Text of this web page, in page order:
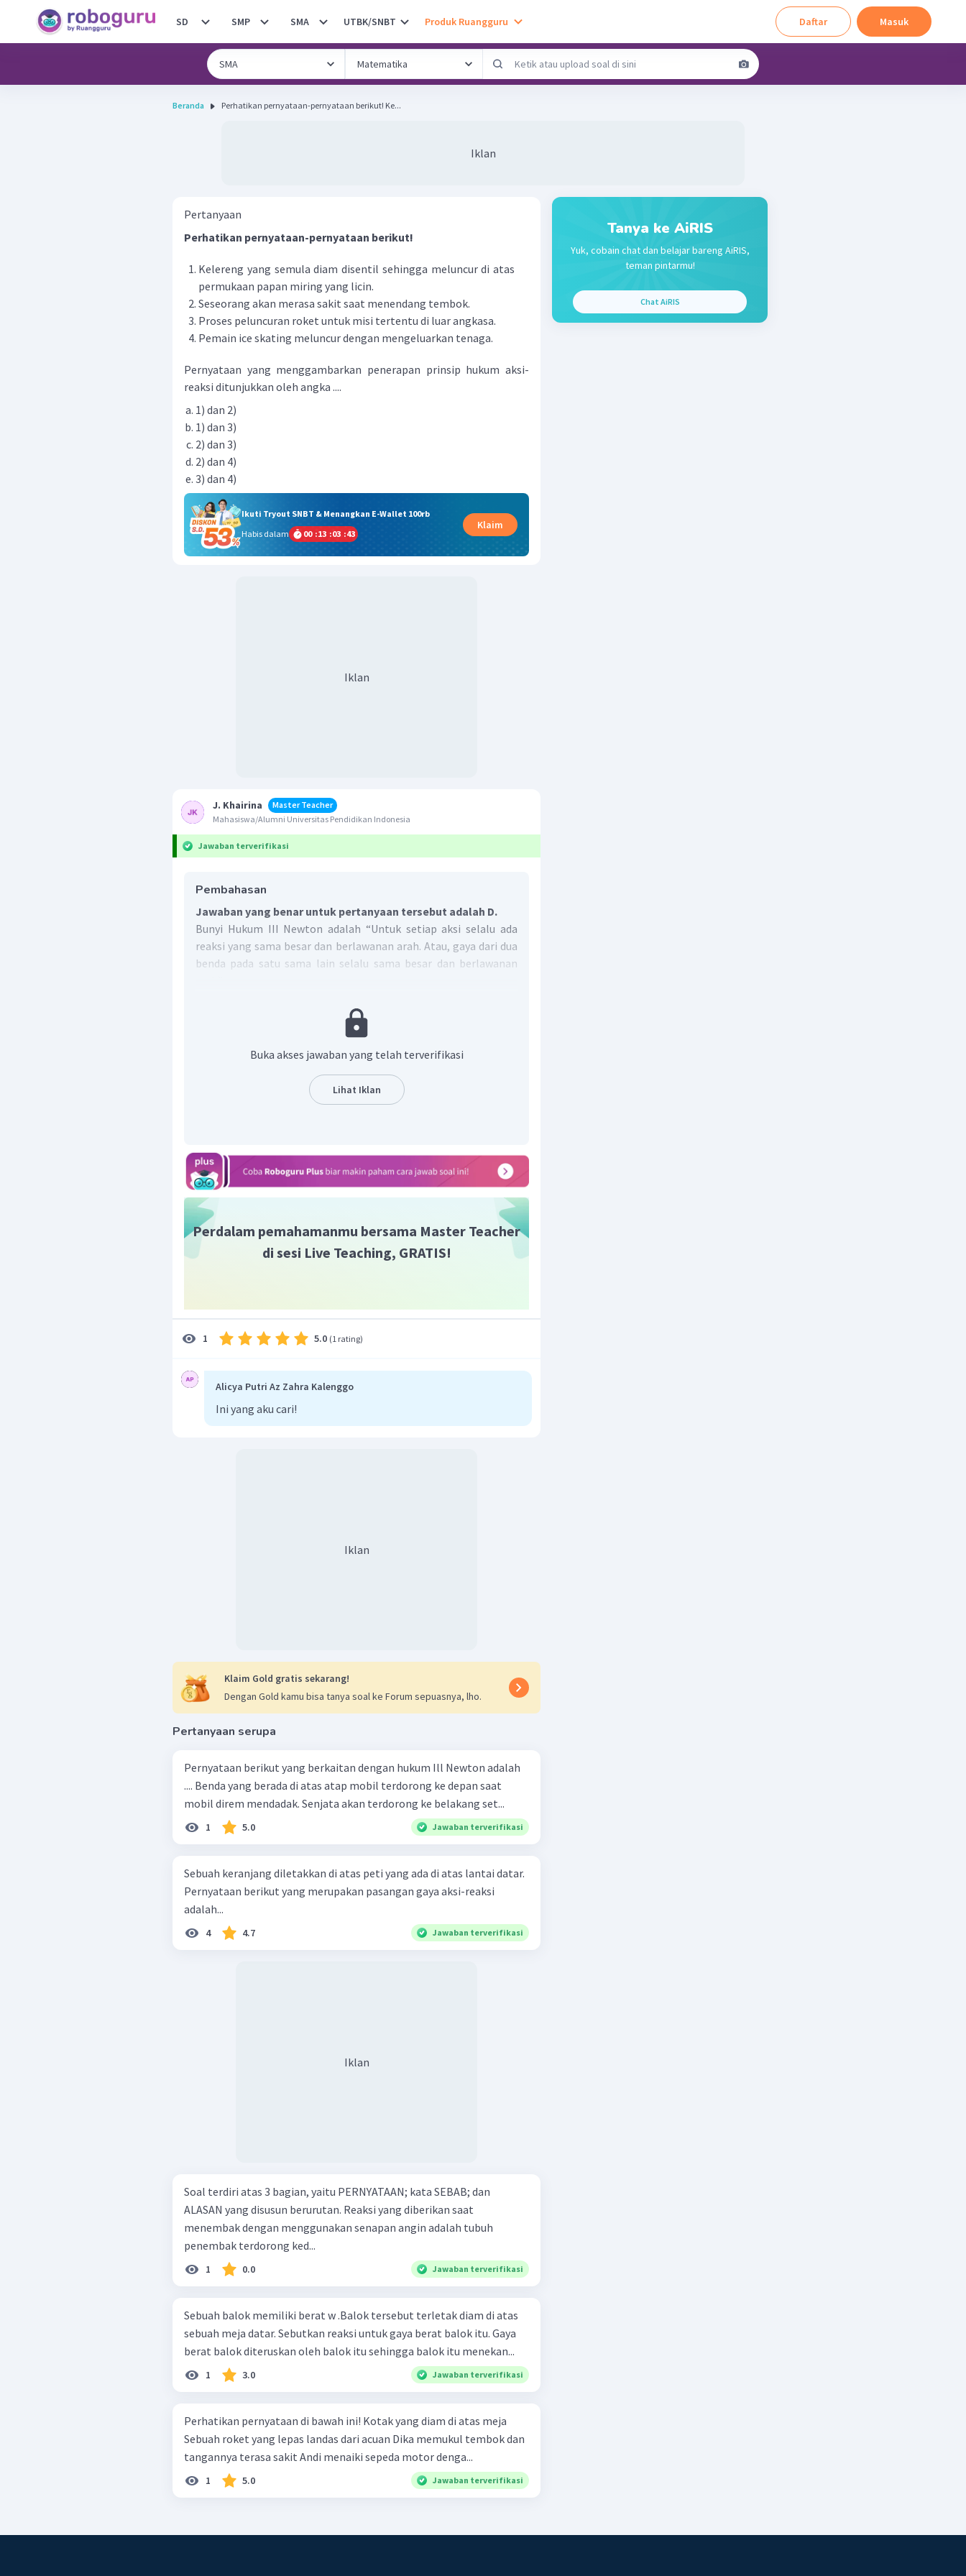
SD SMP SMA UTBK/SNBT Produk Ruangguru Daftar Masuk
Beranda Perhatikan pernyataan-pernyataan berikut! Ke...
Iklan
Pertanyaan
Perhatikan pernyataan-pernyataan berikut!
Kelereng yang semula diam disentil sehingga meluncur di atas
permukaan papan miring yang licin.
Seseorang akan merasa sakit saat menendang tembok.
Proses peluncuran roket untuk misi tertentu di luar angkasa.
Pemain ice skating meluncur dengan mengeluarkan tenaga.
Pernyataan yang menggambarkan penerapan prinsip hukum aksi-
reaksi ditunjukkan oleh angka ....
1) dan 2)
1) dan 3)
2) dan 3)
2) dan 4)
3) dan 4)
Ikuti Tryout SNBT & Menangkan E-Wallet 100rb
Habis dalam
00 :13 :03 :43
Klaim
Iklan
J. Khairina
Master Teacher
Mahasiswa/Alumni Universitas Pendidikan Indonesia
Jawaban terverifikasi
Pembahasan
Jawaban yang benar untuk pertanyaan tersebut adalah D.
Bunyi Hukum III Newton adalah “Untuk setiap aksi selalu ada
reaksi yang sama besar dan berlawanan arah. Atau, gaya dari dua
benda pada satu sama lain selalu sama besar dan berlawanan
reaksi adalah pernyataan 2 dan 4. "Seseorang akan merasa
sakit saat menendang tembok", dan "Pemain ice skating
meluncur dengan mengeluarkan tenaga".
Buka akses jawaban yang telah terverifikasi
Lihat Iklan
Perdalam pemahamanmu bersama Master Teacher
di sesi Live Teaching, GRATIS!
1 5.0 (1 rating)
Alicya Putri Az Zahra Kalenggo
Ini yang aku cari!
Iklan
Klaim Gold gratis sekarang!
Dengan Gold kamu bisa tanya soal ke Forum sepuasnya, lho.
Pertanyaan serupa
Pernyataan berikut yang berkaitan dengan hukum Ill Newton adalah
.... Benda yang berada di atas atap mobil terdorong ke depan saat
mobil direm mendadak. Senjata akan terdorong ke belakang set...
1 5.0 Jawaban terverifikasi
Sebuah keranjang diletakkan di atas peti yang ada di atas lantai datar.
Pernyataan berikut yang merupakan pasangan gaya aksi-reaksi
adalah...
4 4.7 Jawaban terverifikasi
Iklan
Soal terdiri atas 3 bagian, yaitu PERNYATAAN; kata SEBAB; dan
ALASAN yang disusun berurutan. Reaksi yang diberikan saat
menembak dengan menggunakan senapan angin adalah tubuh
penembak terdorong ked...
1 0.0 Jawaban terverifikasi
Sebuah balok memiliki berat w .Balok tersebut terletak diam di atas
sebuah meja datar. Sebutkan reaksi untuk gaya berat balok itu. Gaya
berat balok diteruskan oleh balok itu sehingga balok itu menekan...
1 3.0 Jawaban terverifikasi
Perhatikan pernyataan di bawah ini! Kotak yang diam di atas meja
Sebuah roket yang lepas landas dari acuan Dika memukul tembok dan
tangannya terasa sakit Andi menaiki sepeda motor denga...
1 5.0 Jawaban terverifikasi
Tanya ke AiRIS
Yuk, cobain chat dan belajar bareng AiRIS,
teman pintarmu!
Chat AiRIS